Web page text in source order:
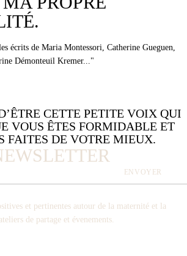
écrits de Maria Montessori, Catherine Gueguen,
Démonteuil Kremer..."
CETTE PETITE VOIX QUI
VOUS ÊTES FORMIDABLE ET
FAITES DE VOTRE MIEUX.
ENVOYER
et pertinentes autour de la maternité et la
de partage et évenements.